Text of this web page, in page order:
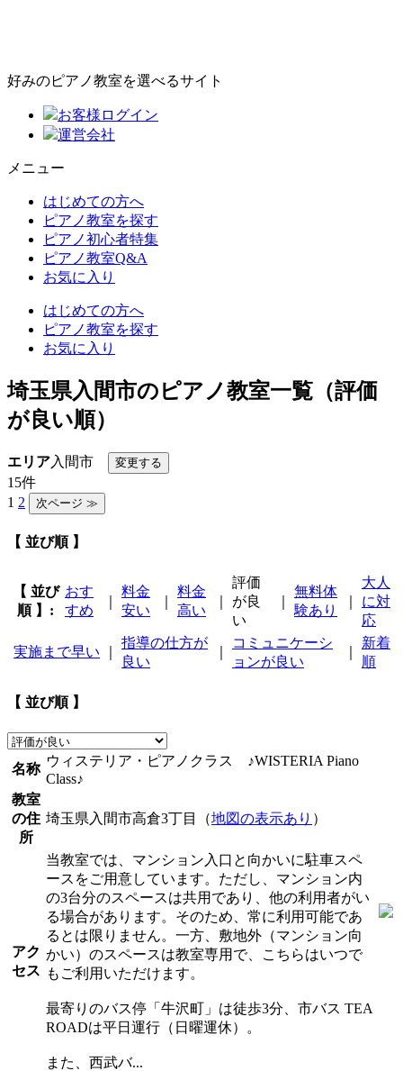
好みのピアノ教室を選べるサイト
お客様ログイン
運営会社
メニュー
はじめての方へ
ピアノ教室を探す
ピアノ初心者特集
ピアノ教室Q&A
お気に入り
はじめての方へ
ピアノ教室を探す
お気に入り
埼玉県入間市のピアノ教室一覧（評価
が良い順）
エリア入間市
15件
1 2
【 並び順 】
【 並び
順 】:
おす
すめ
料金
安い
料金
高い
評価
が良
い
無料体
験あり
大人
に対
応
実施まで早い
指導の仕方が
良い
コミュニケーシ
ョンが良い
新着
順
【 並び順 】
名称
ウィステリア・ピアノクラス ♪WISTERIA Piano
Class♪
教室
の住
所
埼玉県入間市高倉3丁目（地図の表示あり ）
アク
セス
当教室では、マンション入口と向かいに駐車スペ
ースをご用意しています。ただし、マンション内
の3台分のスペースは共用であり、他の利用者がい
る場合があります。そのため、常に利用可能であ
るとは限りません。一方、敷地外（マンション向
かい）のスペースは教室専用で、こちらはいつで
もご利用いただけます。
最寄りのバス停「牛沢町」は徒歩3分、市バス TEA
ROADは平日運行（日曜運休）。
また、西武バ...